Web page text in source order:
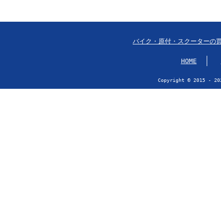
バイク・原付・スクーターの
HOME
Copyright © 2015 -